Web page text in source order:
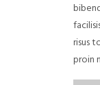
risus
proin